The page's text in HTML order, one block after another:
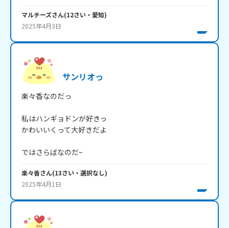
マルチーズさん(12さい・ 愛知)
2025年4月3日
サンリオっ
楽々香なのだっ
私はハンギョドンが好きっ
かわいいくって大好きだよ
ではさらばなのだ~
楽々香さん(13さい・ 選択なし)
2025年4月1日